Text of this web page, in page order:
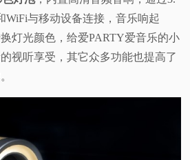
WiFi与移动设备连接，音乐响起
灯光颜色，给爱PARTY爱音乐的小
视听享受，其它众多功能也提高了